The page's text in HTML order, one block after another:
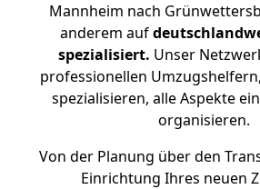
Mannheim nach
anderem auf
spezialisiert. Unser
professionellen
spezialisieren, alle Aspekte
organisieren.
Von der Planung über den
Einrichtung Ihres neuen